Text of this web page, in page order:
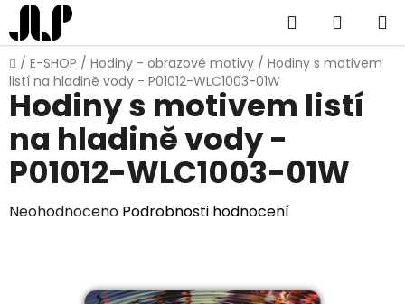
Přejít
na
obsah
Hledat
KOŠÍK
Domů
/ E-SHOP / Hodiny - obrazové motivy / Hodiny s motivem
listí na hladině vody - P01012-WLC1003-01W
Hodiny s motivem listí
na hladině vody -
P01012-WLC1003-01W
Průměrné
Neohodnoceno Podrobnosti hodnocení